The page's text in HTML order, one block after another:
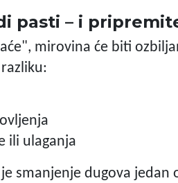
pasti – i
mirovina će biti
ili ulaganja
smanjenje dugova jedan